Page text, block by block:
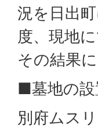
況を日出
度、現地
その結果
■墓地の設
別府ムス